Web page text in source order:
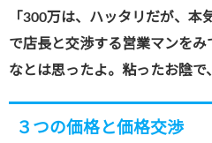
「300万は、ハッタリだが、
で店長と交渉する営業マンを
なとは思ったよ。粘ったお陰で
３つの価格と価格交渉